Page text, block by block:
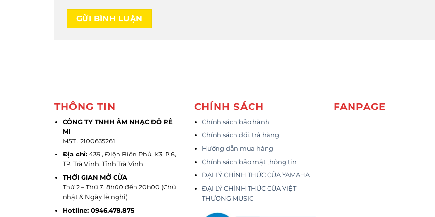
THÔNG TIN
CÔNG TY TNHH ÂM NHẠC ĐÔ RÊ
MI
MST : 2100635261
Địa chỉ:439 , Điện Biên Phủ, K3, P.6,
TP. Trà Vinh, Tỉnh Trà Vinh
THỜI GIAN MỞ CỬA
Thứ 2 – Thứ 7: 8h00 đến 20h00 (Chủ
nhật & Ngày lễ nghỉ)
Hotline: 0946.478.875
CHÍNH SÁCH
Chính sách bảo hành
Chính sách đổi, trả hàng
Hướng dẫn mua hàng
Chính sách bảo mật thông tin
ĐẠI LÝ CHÍNH THỨC CỦA YAMAHA
ĐẠI LÝ CHÍNH THỨC CỦA VIỆT
THƯƠNG MUSIC
FANPAGE